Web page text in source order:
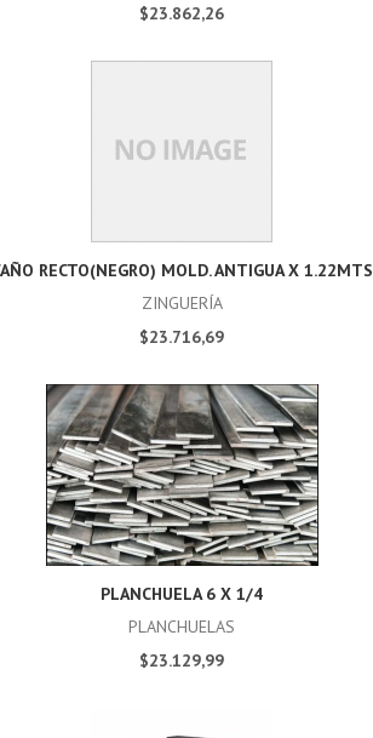
$23.862,26
RECTO(NEGRO) MOLD. ANTIGUA X 1.22MTS
ZINGUERÍA
$23.716,69
PLANCHUELA 6 X 1/4
PLANCHUELAS
$23.129,99